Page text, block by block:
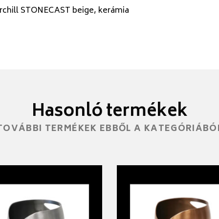
STONECAST beige, kerámia
Hasonló termékek
TERMÉKEK EBBŐL A